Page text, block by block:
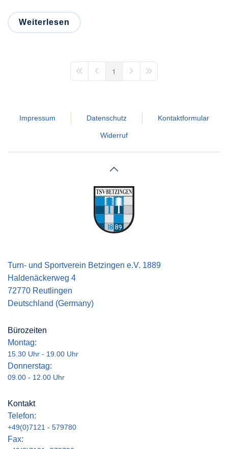
Weiterlesen
First PagePrevious Page
1 Next PageLast Page
Impressum Datenschutz Kontaktformular
Widerruf
Turn- und Sportverein Betzingen e.V. 1889
Haldenäckerweg 4
72770 Reutlingen
Deutschland (Germany)
Bürozeiten
Montag:
15.30 Uhr - 19.00 Uhr
Donnerstag:
09.00 - 12.00 Uhr
Kontakt
Telefon:
+49(0)7121 - 579780
Fax: